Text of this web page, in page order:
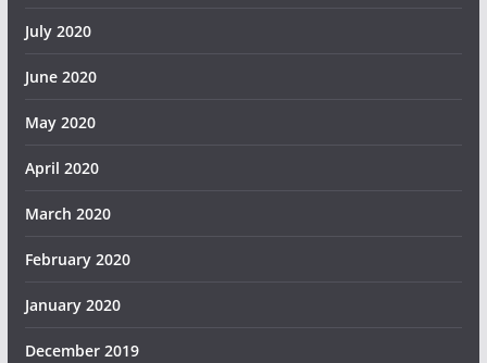
July 2020
June 2020
May 2020
April 2020
March 2020
February 2020
January 2020
December 2019